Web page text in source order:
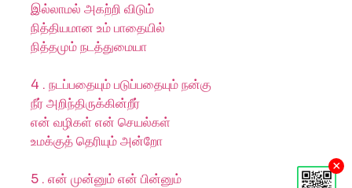
×
இல்லாமல் அகற்றி விடும்
நித்தியமான உம் பாதையில்
நித்தமும் நடத்துமையா
4 . நடப்பதையும் படுப்பதையும் நன்கு
நீர் அறிந்திருக்கின்றீர்
என் வழிகள் என் செயல்கள்
உமக்குத் தெரியும் அன்றோ
5 . என் முன்னும் என் பின்னும்